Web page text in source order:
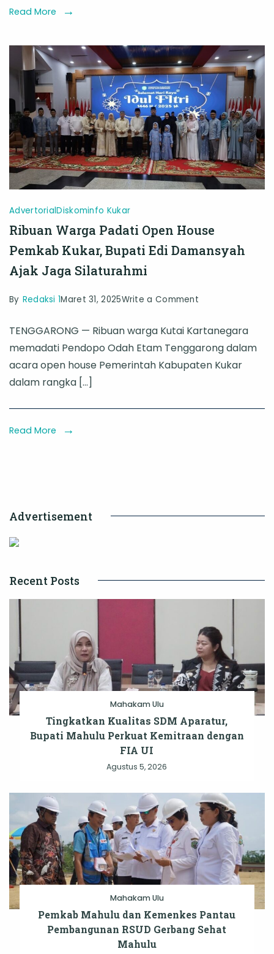
dengan
Penuh
Kehangatan
Read More
AdvertorialDiskominfo Kukar
Ribuan Warga Padati Open House
Pemkab Kukar, Bupati Edi Damansyah
Ajak Jaga Silaturahmi
By Redaksi 1Maret 31, 2025Write a Comment
Warga
Padati
Open
Pemkab
Jaga
TENGGARONG — Ribuan warga Kutai Kartanegara
memadati Pendopo Odah Etam Tenggarong dalam
acara open house Pemerintah Kabupaten Kukar
dalam rangka […]
Read More
Advertisement
Recent Posts
Mahakam Ulu
Tingkatkan Kualitas SDM Aparatur,
Bupati Mahulu Perkuat Kemitraan dengan
FIA UI
Agustus 5, 2026
Mahakam Ulu
Pemkab Mahulu dan Kemenkes Pantau
Pembangunan RSUD Gerbang Sehat
Mahulu